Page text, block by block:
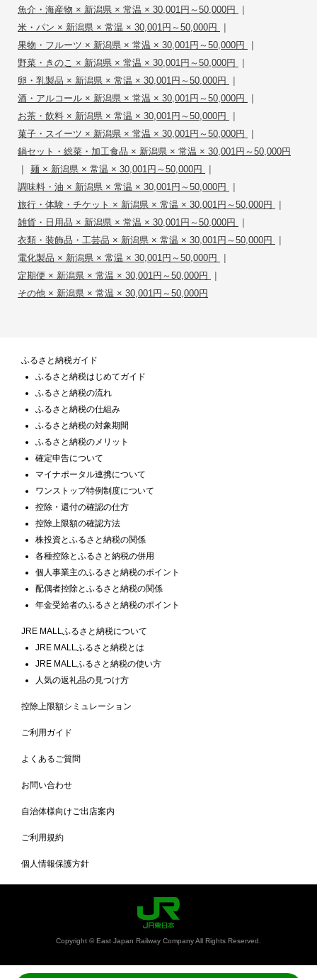
魚介・海産物 × 新潟県 × 常温 × 30,001円～50,000円 |
米・パン × 新潟県 × 常温 × 30,001円～50,000円 |
果物・フルーツ × 新潟県 × 常温 × 30,001円～50,000円 |
野菜・きのこ × 新潟県 × 常温 × 30,001円～50,000円 |
卵・乳製品 × 新潟県 × 常温 × 30,001円～50,000円 |
酒・アルコール × 新潟県 × 常温 × 30,001円～50,000円 |
お茶・飲料 × 新潟県 × 常温 × 30,001円～50,000円 |
菓子・スイーツ × 新潟県 × 常温 × 30,001円～50,000円 |
鍋セット・総菜・加工食品 × 新潟県 × 常温 × 30,001円～50,000円
| 麺 × 新潟県 × 常温 × 30,001円～50,000円 |
調味料・油 × 新潟県 × 常温 × 30,001円～50,000円 |
旅行・体験・チケット × 新潟県 × 常温 × 30,001円～50,000円 |
雑貨・日用品 × 新潟県 × 常温 × 30,001円～50,000円 |
衣類・装飾品・工芸品 × 新潟県 × 常温 × 30,001円～50,000円 |
電化製品 × 新潟県 × 常温 × 30,001円～50,000円 |
定期便 × 新潟県 × 常温 × 30,001円～50,000円 |
その他 × 新潟県 × 常温 × 30,001円～50,000円
ふるさと納税ガイド
ふるさと納税はじめてガイド
ふるさと納税の流れ
ふるさと納税の仕組み
ふるさと納税の対象期間
ふるさと納税のメリット
確定申告について
マイナポータル連携について
ワンストップ特例制度について
控除・還付の確認の仕方
控除上限額の確認方法
株投資とふるさと納税の関係
各種控除とふるさと納税の併用
個人事業主のふるさと納税のポイント
配偶者控除とふるさと納税の関係
年金受給者のふるさと納税のポイント
JRE MALLふるさと納税について
JRE MALLふるさと納税とは
JRE MALLふるさと納税の使い方
人気の返礼品の見つけ方
控除上限額シミュレーション
ご利用ガイド
よくあるご質問
お問い合わせ
自治体様向けご出店案内
ご利用規約
個人情報保護方針
Copyright © East Japan Railway Company All Rights Reserved.